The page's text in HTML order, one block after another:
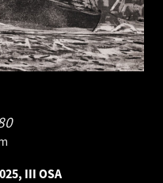
III OSA